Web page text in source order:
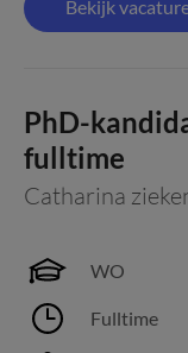
Bekijk
PhD-
fulltime
Catharina
WO
Fulltime